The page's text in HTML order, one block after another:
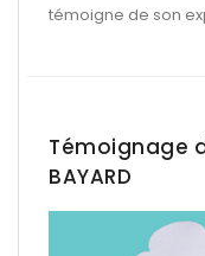
témoigne de son
Témoignage
BAYARD